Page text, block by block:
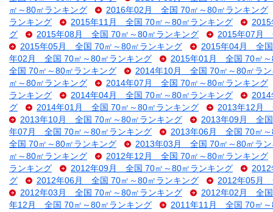
㎡～80㎡ランキング
2016年02月 全国 70㎡～80㎡ランキング
ランキング
2015年11月 全国 70㎡～80㎡ランキング
グ
2015年08月 全国 70㎡～80㎡ランキング
2015年07月
2015年05月 全国 70㎡～80㎡ランキング
2015年04月 全国
年02月 全国 70㎡～80㎡ランキング
2015年01月 全国 70㎡～
全国 70㎡～80㎡ランキング
2014年10月 全国 70㎡～80㎡ラン
㎡～80㎡ランキング
2014年07月 全国 70㎡～80㎡ランキング
ランキング
2014年04月 全国 70㎡～80㎡ランキング
グ
2014年01月 全国 70㎡～80㎡ランキング
2013年12月
2013年10月 全国 70㎡～80㎡ランキング
2013年09月 全国
年07月 全国 70㎡～80㎡ランキング
2013年06月 全国 70㎡～
全国 70㎡～80㎡ランキング
2013年03月 全国 70㎡～80㎡ラン
㎡～80㎡ランキング
2012年12月 全国 70㎡～80㎡ランキング
ランキング
2012年09月 全国 70㎡～80㎡ランキング
グ
2012年06月 全国 70㎡～80㎡ランキング
2012年05月
2012年03月 全国 70㎡～80㎡ランキング
2012年02月 全国
年12月 全国 70㎡～80㎡ランキング
2011年11月 全国 70㎡～